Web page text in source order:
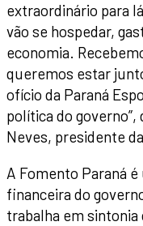
extraordinário para
vão se hospedar,
economia.
queremos estar
ofício da Paraná
política do
Neves, presidente
A Fomento Paraná
financeira do
trabalha em sintonia